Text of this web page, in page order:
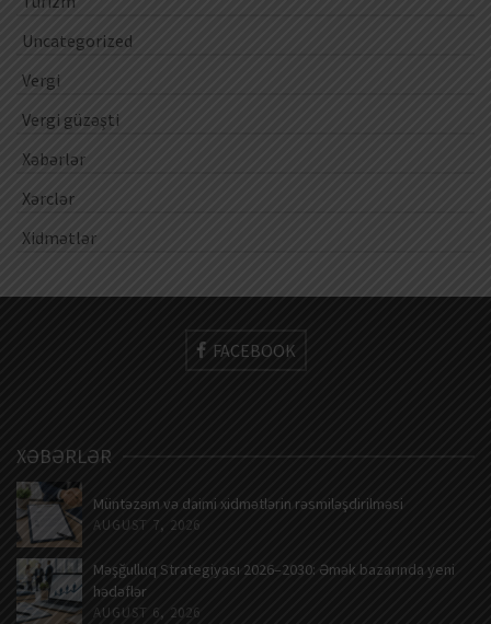
Uncategorized
Vergi
Vergi güzəşti
Xəbərlər
Xərclər
Xidmətlər
FACEBOOK
XƏBƏRLƏR
Müntəzəm və daimi xidmətlərin rəsmiləşdirilməsi
AUGUST 7, 2026
Məşğulluq Strategiyası 2026–2030: Əmək bazarında yeni
hədəflər
AUGUST 6, 2026